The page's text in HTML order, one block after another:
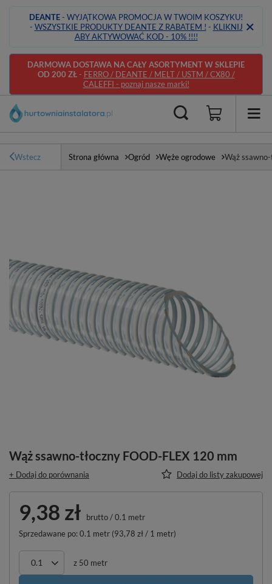
DEANTE- WYJĄTKOWA PROMOCJA W TWOIM KOSZYKU!
- WSZYSTKIE PRODUKTY DEANTE Z RABATEM ! - KLIKNIJ
ABY AKTYWOWAĆ KOD - 10% !!!!
DARMOWA DOSTAWA NA CAŁY ASORTYMENT W SKLEPIE
OD 200 ZŁ- FERRO / DEANTE / MELT / USTM / CX80 /
CALEFFI - poznaj nasze marki!
Wstecz Strona główna Ogród Węże ogrodowe Wąż
Wąż ssawno-tłoczny FOOD-FLEX 120 mm
+ Dodaj do porównania Dodaj do listy zakupowej
9,38 zł brutto/0.1 metr
Sprzedawane po:0.1 metr (93,78 zł/ 1 metr)
z 50 metr